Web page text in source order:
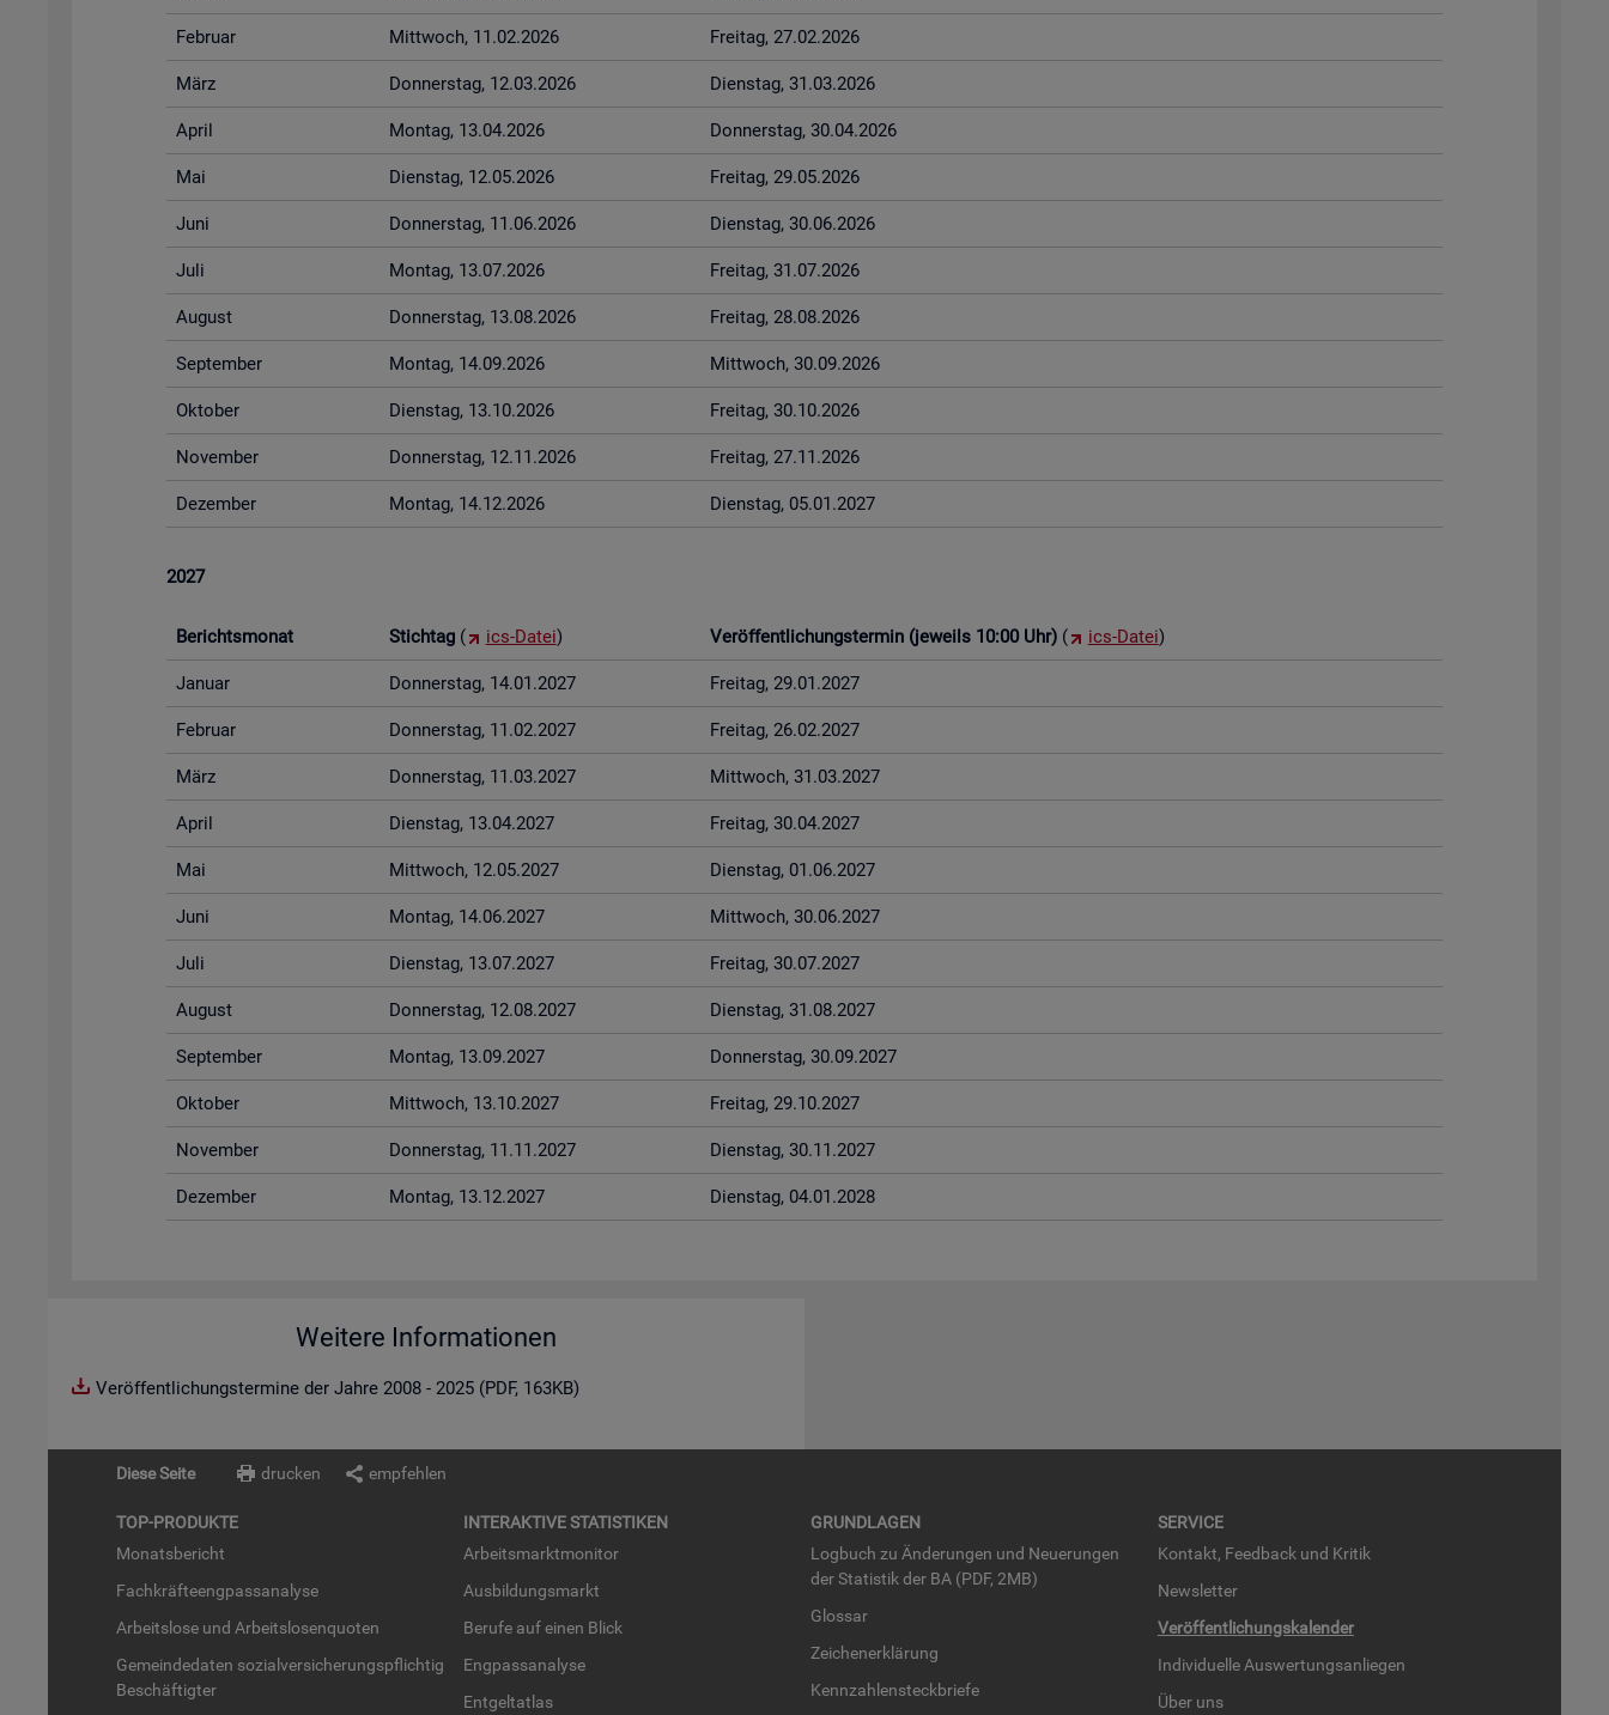
Fe­bru­ar Mitt­woch, 11.02.2026 Frei­tag, 27.02.2026
März Don­ners­tag, 12.03.2026 Diens­tag, 31.03.2026
April Mon­tag, 13.04.2026 Don­ners­tag, 30.04.2026
Mai Diens­tag, 12.05.2026 Frei­tag, 29.05.2026
Juni Don­ners­tag, 11.06.2026 Diens­tag, 30.06.2026
Juli Mon­tag, 13.07.2026 Frei­tag, 31.07.2026
Au­gust Don­ners­tag, 13.08.2026 Frei­tag, 28.08.2026
Sep­tem­ber Mon­tag, 14.09.2026 Mitt­woch, 30.09.2026
Ok­to­ber Diens­tag, 13.10.2026 Frei­tag, 30.10.2026
No­vem­ber Don­ners­tag, 12.11.2026 Frei­tag, 27.11.2026
De­zem­ber Mon­tag, 14.12.2026 Diens­tag, 05.01.2027
2027
Be­richts­mo­nat Stich­tag ( ics-Datei) Ver­öf­fent­li­chungs­ter­min (je­weils 10:00 Uhr)( ics-Datei)
Ja­nu­ar Don­ners­tag, 14.01.2027 Frei­tag, 29.01.2027
Fe­bru­ar Don­ners­tag, 11.02.2027 Frei­tag, 26.02.2027
März Don­ners­tag, 11.03.2027 Mitt­woch, 31.03.2027
April Diens­tag, 13.04.2027 Frei­tag, 30.04.2027
Mai Mitt­woch, 12.05.2027 Diens­tag, 01.06.2027
Juni Mon­tag, 14.06.2027 Mitt­woch, 30.06.2027
Juli Diens­tag, 13.07.2027 Frei­tag, 30.07.2027
Au­gust Don­ners­tag, 12.08.2027 Diens­tag, 31.08.2027
Sep­tem­ber Mon­tag, 13.09.2027 Don­ners­tag, 30.09.2027
Ok­to­ber Mitt­woch, 13.10.2027 Frei­tag, 29.10.2027
No­vem­ber Don­ners­tag, 11.11.2027 Diens­tag, 30.11.2027
De­zem­ber Mon­tag, 13.12.2027 Diens­tag, 04.01.2028
Weitere Informationen
Veröffentlichungstermine der Jahre 2008 - 2025 (PDF, 163KB)
Diese Seite drucken empfehlen
TOP-PRO­DUK­TE
Mo­nats­be­richt
Fach­kräf­te­eng­pass­ana­ly­se
Ar­beits­lo­se und Ar­beits­lo­sen­quo­ten
Ge­mein­de­da­ten so­zi­al­ver­si­che­rungs­pflich­tig
Be­schäf­tig­ter
IN­TER­AK­TI­VE STA­TIS­TI­KEN
Ar­beits­markt­mo­ni­tor
Aus­bil­dungs­markt
Be­ru­fe auf einen Blick
Eng­pass­ana­ly­se
Ent­gel­t­at­las
GRUND­LA­GEN
Log­buch zu Än­de­run­gen und Neue­run­gen
der Sta­tis­tik der BA (PDF, 2MB)
Glos­sar
Zei­chen­er­klä­rung
Kenn­zah­len­steck­brie­fe
SER­VICE
Kon­takt, Feed­back und Kri­tik
News­let­ter
Ver­öf­fent­li­chungs­ka­len­der
In­di­vi­du­el­le Aus­wer­tungs­an­lie­gen
Über uns